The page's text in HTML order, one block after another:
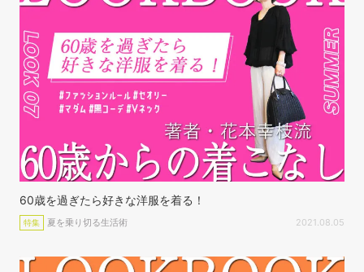
60歳を過ぎたら好きな洋服を着る！
特集 夏を乗り切る生活術 2021.08.05